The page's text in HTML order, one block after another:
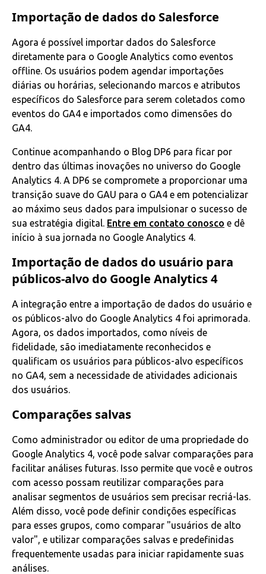
Importação de dados do Salesforce
Agora é possível importar dados do Salesforce
diretamente para o Google Analytics como eventos
offline. Os usuários podem agendar importações
diárias ou horárias, selecionando marcos e atributos
específicos do Salesforce para serem coletados como
eventos do GA4 e importados como dimensões do
GA4.
Continue acompanhando o Blog DP6 para ficar por
dentro das últimas inovações no universo do Google
Analytics 4. A DP6 se compromete a proporcionar uma
transição suave do GAU para o GA4 e em potencializar
ao máximo seus dados para impulsionar o sucesso de
sua estratégia digital. Entre em contato conosco e dê
início à sua jornada no Google Analytics 4.
Importação de dados do usuário para
públicos-alvo do Google Analytics 4
A integração entre a importação de dados do usuário e
os públicos-alvo do Google Analytics 4 foi aprimorada.
Agora, os dados importados, como níveis de
fidelidade, são imediatamente reconhecidos e
qualificam os usuários para públicos-alvo específicos
no GA4, sem a necessidade de atividades adicionais
dos usuários.
Comparações salvas
Como administrador ou editor de uma propriedade do
Google Analytics 4, você pode salvar comparações para
facilitar análises futuras. Isso permite que você e outros
com acesso possam reutilizar comparações para
analisar segmentos de usuários sem precisar recriá-las.
Além disso, você pode definir condições específicas
para esses grupos, como comparar "usuários de alto
valor", e utilizar comparações salvas e predefinidas
frequentemente usadas para iniciar rapidamente suas
análises.